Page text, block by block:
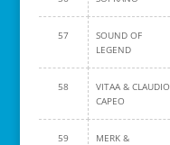
57
SOUND OF
LEGEND
58
VITAA & CLAUDIO
CAPEO
59
MERK &